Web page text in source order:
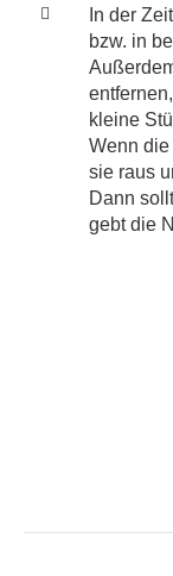
In der
bzw. in
kleine
Wenn die
sie raus
Dann
gebt die